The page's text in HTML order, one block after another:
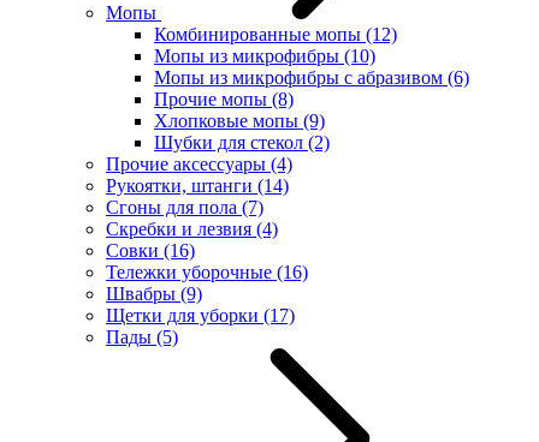
Мопы
Комбинированные мопы (12)
Мопы из микрофибры (10)
Мопы из микрофибры с абразивом (6)
Прочие мопы (8)
Хлопковые мопы (9)
Шубки для стекол (2)
Прочие аксессуары (4)
Рукоятки, штанги (14)
Сгоны для пола (7)
Скребки и лезвия (4)
Совки (16)
Тележки уборочные (16)
Швабры (9)
Щетки для уборки (17)
Пады (5)